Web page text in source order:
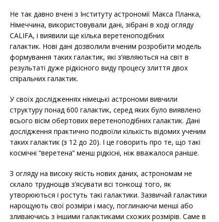
Не так давно вчені з Інституту астрономії Макса Планка,
Німеччина, використовували дані, зібрані в ході огляду
CALIFA, і виявили ще кілька веретеноподібних
галактик. Нові дані дозволили вченим розробити модель
формування таких галактик, які з’являються на світ в
результаті дуже рідкісного виду процесу злиття двох
спіральних галактик.
У своїх дослідженнях німецькі астрономи вивчили
структуру понад 600 галактик, серед яких було виявлено
всього вісім обертових веретеноподібних галактик. Дані
дослідження практично подвоїли кількість відомих ученим
таких галактик (з 12 до 20). І це говорить про те, що такі
космічні “веретена” менш рідкісні, ніж вважалося раніше.
З огляду на високу якість нових даних, астрономам не
склало труднощів з’ясувати всі тонкощі того, як
утворюються і ростуть такі галактики. Зазвичай галактики
нарощують свої розміри і масу, поглинаючи менші або
зливаючись з іншими галактиками схожих розмірів. Саме в